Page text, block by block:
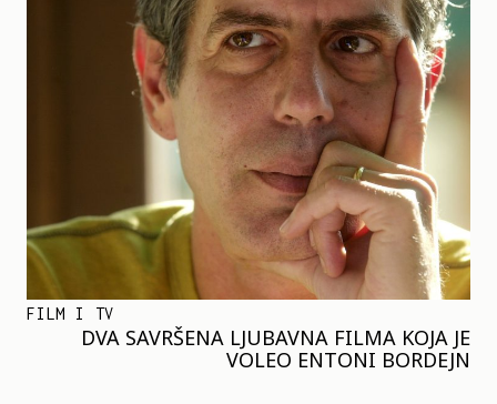
FILM I TV
DVA SAVRŠENA LJUBAVNA FILMA KOJA JE
VOLEO ENTONI BORDEJN